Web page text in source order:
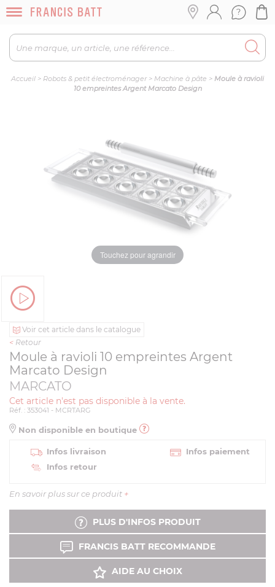
Accueil > Robots & petit électroménager> Machine à pâte > Moule à ravioli
10 empreintes Argent Marcato Design
Touchez pour agrandir
Voir cet article dans le catalogue
< Retour
Moule à ravioli 10 empreintes Argent
Marcato Design
MARCATO
Cet article n'est pas disponible à la vente.
Réf. : 353041 - MCRTARG
Non disponible en boutique
Infos livraison
Infos paiement
Infos retour
En savoir plus sur ce produit +
PLUS D'INFOS PRODUIT
FRANCIS BATT RECOMMANDE
AIDE AU CHOIX